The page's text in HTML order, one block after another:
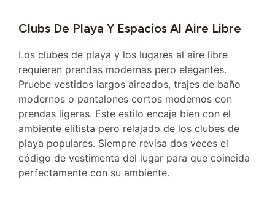
Clubs De Playa Y Espacios Al Aire Libre
Los clubes de playa y los lugares al aire libre
requieren prendas modernas pero elegantes.
Pruebe vestidos largos aireados, trajes de baño
modernos o pantalones cortos modernos con
prendas ligeras. Este estilo encaja bien con el
ambiente elitista pero relajado de los clubes de
playa populares. Siempre revisa dos veces el
código de vestimenta del lugar para que coincida
perfectamente con su ambiente.